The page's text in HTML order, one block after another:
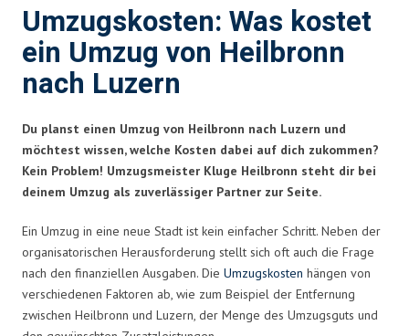
Umzugskosten: Was kostet
ein Umzug von Heilbronn
nach Luzern
Du planst einen Umzug von Heilbronn nach Luzern und
möchtest wissen, welche Kosten dabei auf dich zukommen?
Kein Problem! Umzugsmeister Kluge Heilbronn steht dir bei
deinem Umzug als zuverlässiger Partner zur Seite.
Ein Umzug in eine neue Stadt ist kein einfacher Schritt. Neben der
organisatorischen Herausforderung stellt sich oft auch die Frage
nach den finanziellen Ausgaben. Die Umzugskosten hängen von
verschiedenen Faktoren ab, wie zum Beispiel der Entfernung
zwischen Heilbronn und Luzern, der Menge des Umzugsguts und